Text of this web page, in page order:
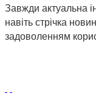
Завжди актуальна
навіть стрічка
задоволенням